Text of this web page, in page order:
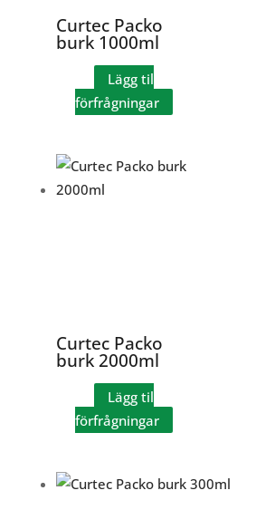
Curtec Packo
burk 1000ml
Lägg til
förfrågningar
Curtec Packo
burk 2000ml
Lägg til
förfrågningar